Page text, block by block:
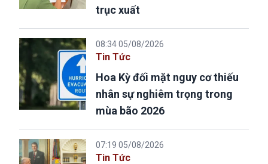
trục xuất
08:34 05/08/2026
Tin Tức
Hoa Kỳ đối mặt nguy cơ thiếu
nhân sự nghiêm trọng trong
mùa bão 2026
07:19 05/08/2026
Tin Tức